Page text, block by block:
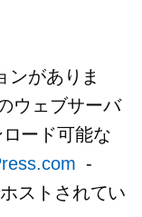
ンがありま
ウェブサーバ
ード可能な
-
ストされてい